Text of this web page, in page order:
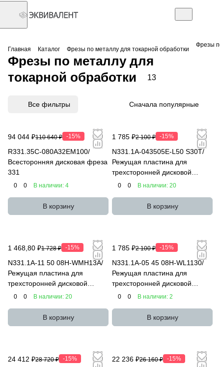
Главная Каталог Фрезы по металлу для токарной обработки
Фрезы
Фрезы по металлу для
токарной обработки
13
Все фильтры Сначала популярные
94 044 ₽110 640 ₽ -15%
R331.35C-080A32EM100/
Всесторонняя дисковая фреза
331
0 0 В наличии: 4
В корзину
1 785 ₽2 100 ₽ -15%
N331.1A-043505E-L50 S30T/
Режущая пластина для
трехсторонней дисковой
фрезы 331
0 0 В наличии: 20
В корзину
1 468,80 ₽1 728 ₽ -15%
N331.1A-11 50 08H-WMH13A/
Режущая пластина для
трехсторонней дисковой
фрезы 331
0 0 В наличии: 20
В корзину
1 785 ₽2 100 ₽ -15%
N331.1A-05 45 08H-WL1130/
Режущая пластина для
трехсторонней дисковой
фрезы 331
0 0 В наличии: 2
В корзину
24 412 ₽28 720 ₽ -15% 22 236 ₽26 160 ₽ -15%